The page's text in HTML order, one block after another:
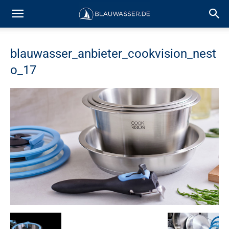
blauwasser_anbieter_cookvision_nest
o_17